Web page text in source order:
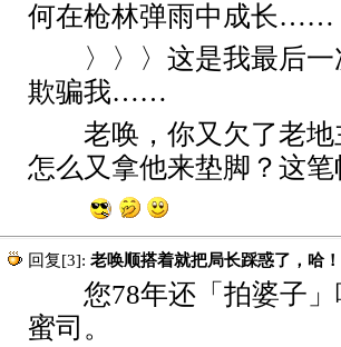
何在枪林弹雨中成长……
〉〉〉这是我最后
欺骗我……
老唤，你又欠了老
怎么又拿他来垫脚？这
回复[3]: 老唤顺搭着就把局长踩惑了，哈！
您78年还「拍婆子」
蜜司。